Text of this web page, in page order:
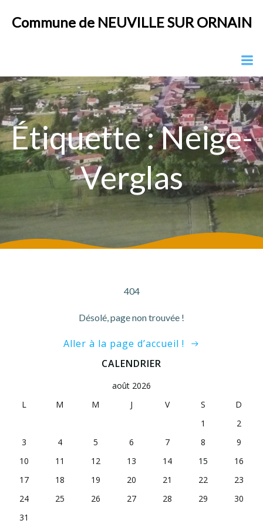
au
Commune de NEUVILLE SUR ORNAIN
Étiquette :Neige-
Verglas
404
Désolé, page non trouvée !
Aller à la page d’accueil !
CALENDRIER
août 2026
L
M M J V S
D
1
2
3
4 5 6 7 8
9
10
11 12 13 14 15
16
17
18 19 20 21 22
23
24
25 26 27 28 29
30
31